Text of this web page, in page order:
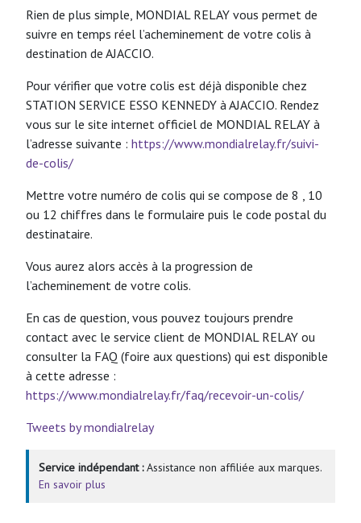
Rien de plus simple, MONDIAL RELAY vous permet de
suivre en temps réel l’acheminement de votre colis à
destination de AJACCIO.
Pour vérifier que votre colis est déjà disponible chez
STATION SERVICE ESSO KENNEDY à AJACCIO. Rendez
vous sur le site internet officiel de MONDIAL RELAY à
l’adresse suivante : https://www.mondialrelay.fr/suivi-
de-colis/
Mettre votre numéro de colis qui se compose de 8 , 10
ou 12 chiffres dans le formulaire puis le code postal du
destinataire.
Vous aurez alors accès à la progression de
l’acheminement de votre colis.
En cas de question, vous pouvez toujours prendre
contact avec le service client de MONDIAL RELAY ou
consulter la FAQ (foire aux questions) qui est disponible
à cette adresse :
https://www.mondialrelay.fr/faq/recevoir-un-colis/
Tweets by mondialrelay
Service indépendant :Assistance non affiliée aux marques.
En savoir plus